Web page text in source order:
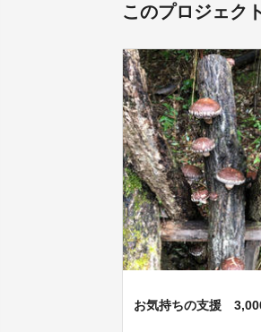
このプロジェク
お気持ちの支援